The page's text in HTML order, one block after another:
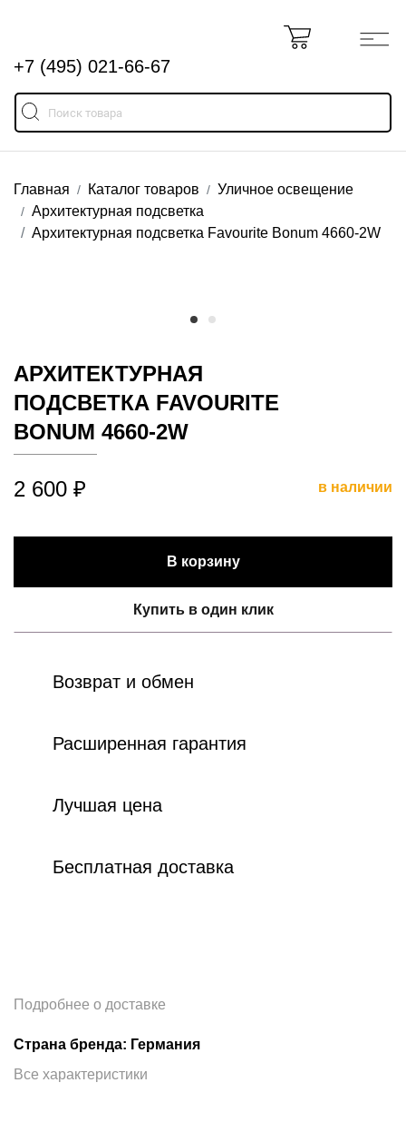
+7 (495) 021-66-67
Главная Каталог товаров
Уличное освещение
Архитектурная подсветка
Архитектурная подсветка Favourite Bonum 4660-2W
АРХИТЕКТУРНАЯ
ПОДСВЕТКА FAVOURITE
BONUM 4660-2W
2 600 ₽ в наличии
В корзину
Купить в один клик
Возврат и обмен
Расширенная гарантия
Лучшая цена
Бесплатная доставка
Подробнее о доставке
Страна бренда: Германия
Все характеристики